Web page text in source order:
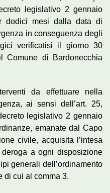
legislativo 2 gennaio
dodici mesi dalla data di
in conseguenza degli
verificatisi il giorno 30
Comune di Bardonecchia
da effettuare nella
ai sensi dell’art. 25,
legislativo 2 gennaio
emanate dal Capo
civile, acquisita l’intesa
a ogni disposizione
generali dell’ordinamento
di cui al comma 3.